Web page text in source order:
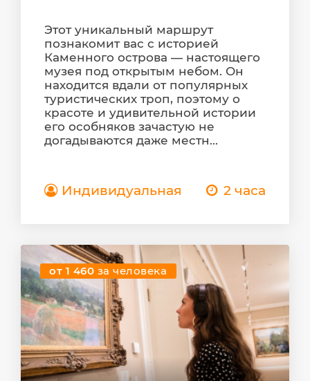
Этот уникальный маршрут
познакомит вас с историей
Каменного острова — настоящего
музея под открытым небом. Он
находится вдали от популярных
туристических троп, поэтому о
красоте и удивительной истории
его особняков зачастую не
догадываются даже местн...
Индивидуальная 2 часа
от 1 460 за человека